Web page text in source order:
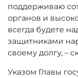
поддерживаю
органов и
всегда будете
защитниками
своему долгу, –
Указом Главы